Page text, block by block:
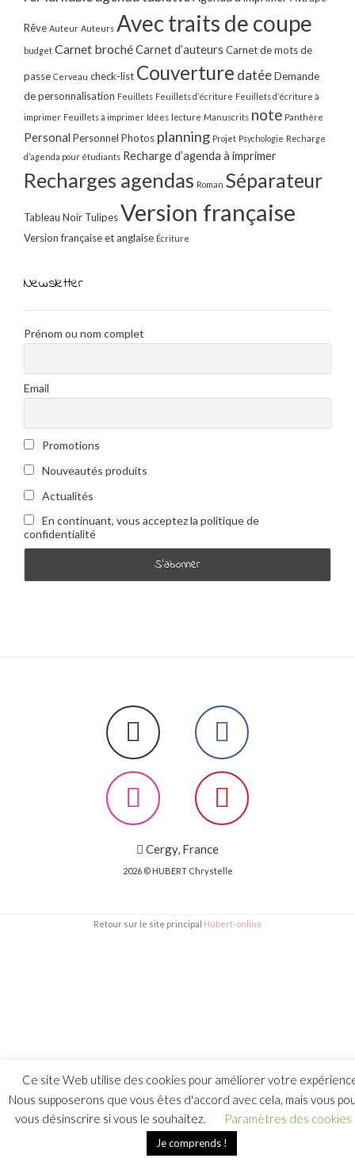
Rêve Auteur Auteurs Avec traits de coupe
budget Carnet brochéCarnet d’auteurs Carnet de mots de
passe Cerveau check-list Couverture datéeDemande
de personnalisation Feuillets Feuillets d’écriture Feuillets d’écriture à
imprimer Feuillets à imprimer Idées lecture Manuscrits note Panthère
Personal Personnel Photos planning Projet Psychologie Recharge
d’agenda pour étudiants Recharge d’agenda à imprimer
Recharges agendas Roman Séparateur
Tableau Noir TulipesVersion française
Version française et anglaise Écriture
Newsletter
Prénom ou nom complet
Email
Promotions
Nouveautés produits
Actualités
En continuant, vous acceptez la politique de
confidentialité
Cergy, France
2026 © HUBERT Chrystelle
Retour sur le site principal Hubert-online
Ce site Web utilise des cookies pour améliorer votre
Nous supposerons que vous êtes d'accord avec cela, mais vous
vous désinscrire si vous le souhaitez.
Paramètres des cookies
Je comprends !